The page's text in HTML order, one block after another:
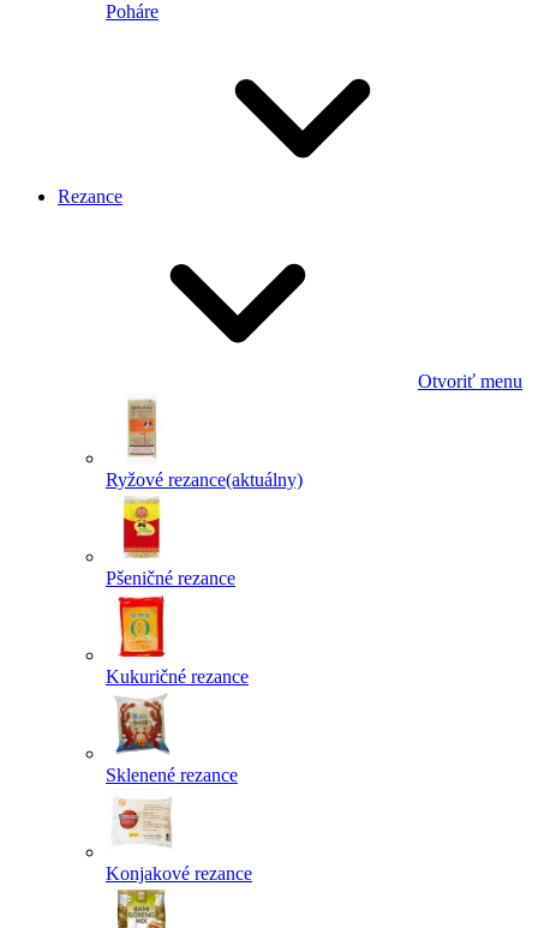
Poháre
Rezance
Otvoriť menu
Ryžové rezance(aktuálny)
Pšeničné rezance
Kukuričné rezance
Sklenené rezance
Konjakové rezance